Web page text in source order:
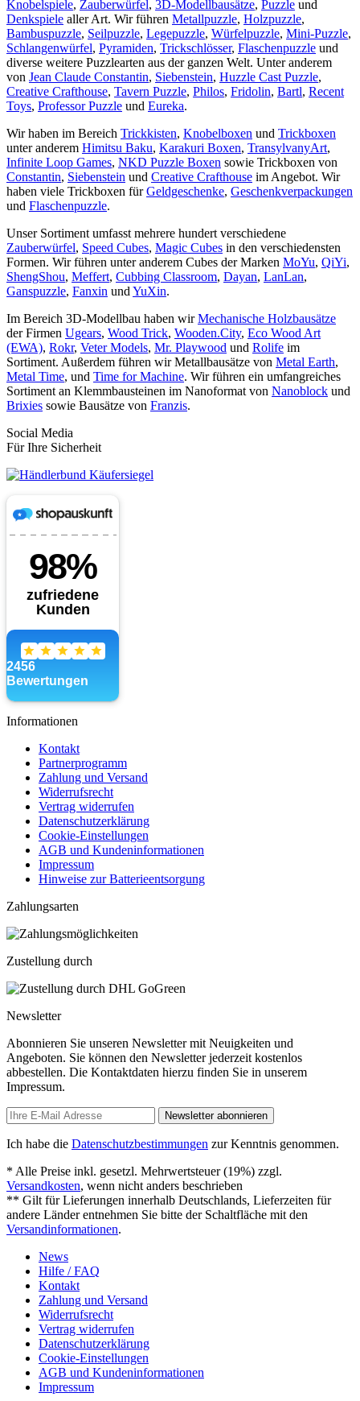
Knobelspiele, Zauberwürfel, 3D-Modellbausätze, Puzzle und
Denkspiele aller Art. Wir führen Metallpuzzle, Holzpuzzle,
Bambuspuzzle, Seilpuzzle, Legepuzzle, Würfelpuzzle, Mini-Puzzle,
Schlangenwürfel, Pyramiden, Trickschlösser, Flaschenpuzzle und
diverse weitere Puzzlearten aus der ganzen Welt. Unter anderem
von Jean Claude Constantin, Siebenstein, Huzzle Cast Puzzle,
Creative Crafthouse, Tavern Puzzle, Philos, Fridolin, Bartl, Recent
Toys, Professor Puzzle und Eureka.
Wir haben im Bereich Trickkisten, Knobelboxen und Trickboxen
unter anderem Himitsu Baku, Karakuri Boxen, TransylvanyArt,
Infinite Loop Games, NKD Puzzle Boxen sowie Trickboxen von
Constantin, Siebenstein und Creative Crafthouse im Angebot. Wir
haben viele Trickboxen fürGeldgeschenke, Geschenkverpackungen
und Flaschenpuzzle.
Unser Sortiment umfasst mehrere hundert verschiedene
Zauberwürfel, Speed Cubes, Magic Cubes in den verschiedensten
Formen. Wir führen unter anderem Cubes der Marken MoYu, QiYi,
ShengShou, Meffert, Cubbing Classroom, Dayan, LanLan,
Ganspuzzle, Fanxin und YuXin.
Im Bereich 3D-Modellbau haben wirMechanische Holzbausätze
der Firmen Ugears, Wood Trick, Wooden.City, Eco Wood Art
(EWA), Rokr, Veter Models, Mr. Playwood und Rolife im
Sortiment. Außerdem führen wir Metallbausätze von Metal Earth,
Metal Time, und Time for Machine. Wir führen ein umfangreiches
Sortiment an Klemmbausteinen im Nanoformat von Nanoblock und
Brixies sowie Bausätze von Franzis.
Social Media
Für Ihre Sicherheit
Informationen
Kontakt
Partnerprogramm
Zahlung und Versand
Widerrufsrecht
Vertrag widerrufen
Datenschutzerklärung
Cookie-Einstellungen
AGB und Kundeninformationen
Impressum
Hinweise zur Batterieentsorgung
Zahlungsarten
Zustellung durch
Newsletter
Abonnieren Sie unseren Newsletter mit Neuigkeiten und
Angeboten. Sie können den Newsletter jederzeit kostenlos
abbestellen. Die Kontaktdaten hierzu finden Sie in unserem
Impressum.
Newsletter abonnieren
Ich habe die Datenschutzbestimmungen zur Kenntnis genommen.
* Alle Preise inkl. gesetzl. Mehrwertsteuer (19%) zzgl.
Versandkosten, wenn nicht anders beschrieben
** Gilt für Lieferungen innerhalb Deutschlands, Lieferzeiten für
andere Länder entnehmen Sie bitte der Schaltfläche mit den
Versandinformationen.
News
Hilfe / FAQ
Kontakt
Zahlung und Versand
Widerrufsrecht
Vertrag widerrufen
Datenschutzerklärung
Cookie-Einstellungen
AGB und Kundeninformationen
Impressum